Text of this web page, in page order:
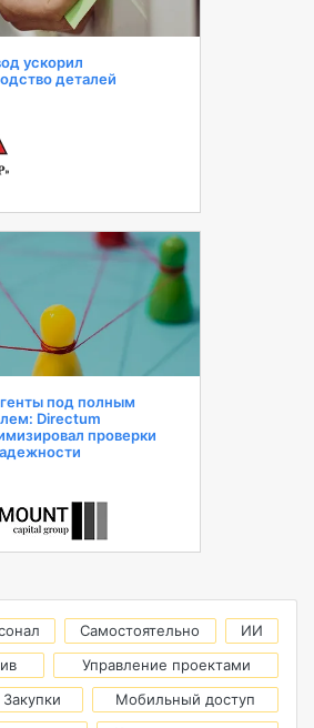
ускорил
деталей
под полным
Directum
проверки
Самостоятельно
ИИ
Управление проектами
Закупки
Мобильный доступ